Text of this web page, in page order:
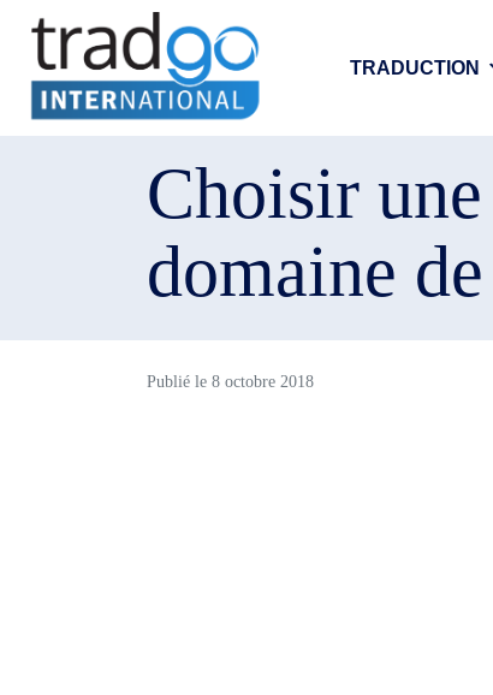
TRADUCTION
Choisir
domaine
Publié le 8 octobre 2018